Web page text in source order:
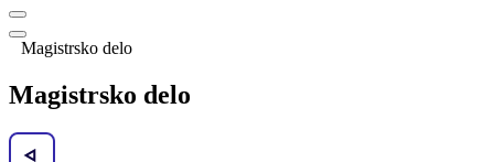
Magistrsko delo
Magistrsko delo